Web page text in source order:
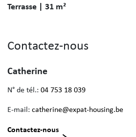
Terrasse | 31 m²
Contactez-nous
Catherine
N° de tél.: 04 753 18 039
E-mail: catherine@expat-housing.be
Contactez-nous